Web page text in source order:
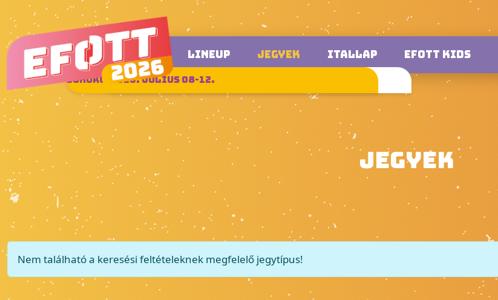
LINEUP JEGYEK ITALLAP EFOTT KIDS
SUKORÓ, 2026. JÚLIUS 08-12.
JEGYEK
Nem található a keresési feltételeknek megfelelő jegytípus!